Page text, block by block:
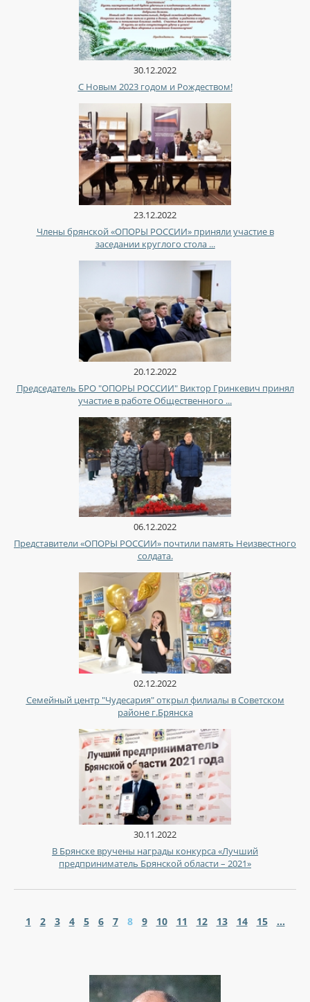
30.12.2022
С Новым 2023 годом и Рождеством!
23.12.2022
Члены брянской «ОПОРЫ РОССИИ» приняли участие в
заседании круглого стола ...
20.12.2022
Председатель БРО "ОПОРЫ РОССИИ" Виктор Гринкевич принял
участие в работе Общественного ...
06.12.2022
Представители «ОПОРЫ РОССИИ» почтили память Неизвестного
солдата.
02.12.2022
Семейный центр "Чудесария" открыл филиалы в Советском
районе г.Брянска
30.11.2022
В Брянске вручены награды конкурса «Лучший
предприниматель Брянской области – 2021»
1 2 3 4 5 6 7 8 9 10 11 12 13 14 15 ...